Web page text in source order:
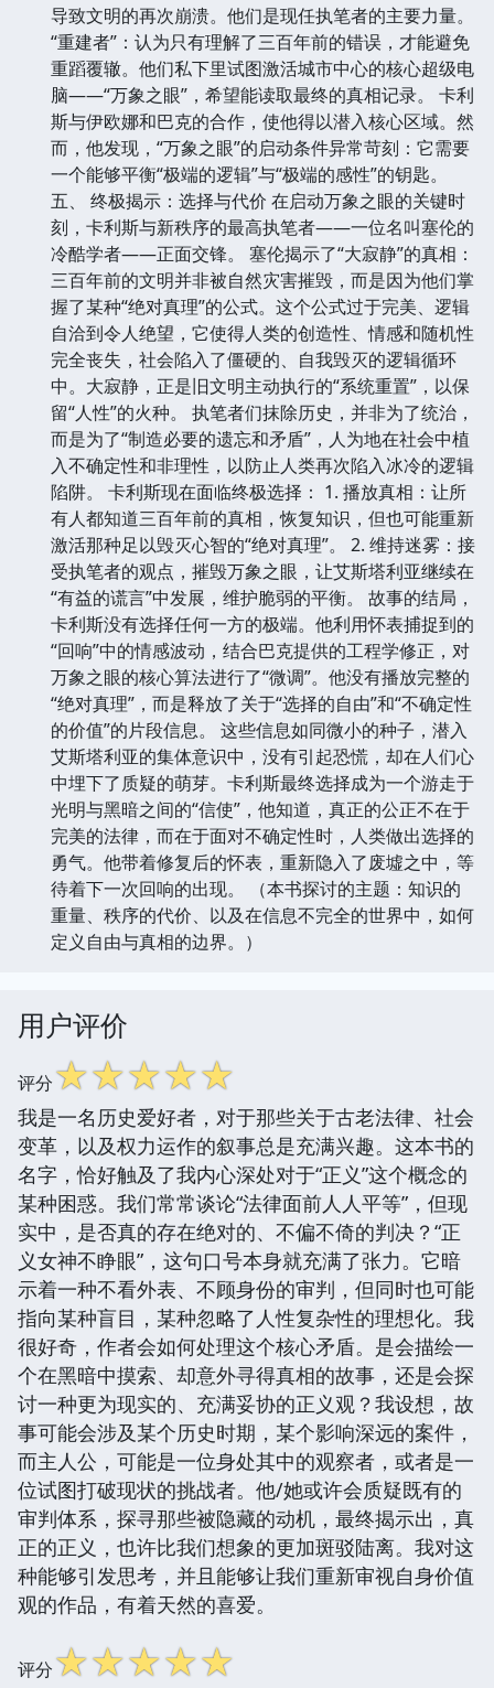
导致文明的再次崩溃。他们是现任执笔者的主要力量。
“重建者”：认为只有理解了三百年前的错误，才能避免
重蹈覆辙。他们私下里试图激活城市中心的核心超级电
脑——“万象之眼”，希望能读取最终的真相记录。 卡利
斯与伊欧娜和巴克的合作，使他得以潜入核心区域。然
而，他发现，“万象之眼”的启动条件异常苛刻：它需要
一个能够平衡“极端的逻辑”与“极端的感性”的钥匙。
五、 终极揭示：选择与代价 在启动万象之眼的关键时
刻，卡利斯与新秩序的最高执笔者——一位名叫塞伦的
冷酷学者——正面交锋。 塞伦揭示了“大寂静”的真相：
三百年前的文明并非被自然灾害摧毁，而是因为他们掌
握了某种“绝对真理”的公式。这个公式过于完美、逻辑
自洽到令人绝望，它使得人类的创造性、情感和随机性
完全丧失，社会陷入了僵硬的、自我毁灭的逻辑循环
中。大寂静，正是旧文明主动执行的“系统重置”，以保
留“人性”的火种。 执笔者们抹除历史，并非为了统治，
而是为了“制造必要的遗忘和矛盾”，人为地在社会中植
入不确定性和非理性，以防止人类再次陷入冰冷的逻辑
陷阱。 卡利斯现在面临终极选择： 1. 播放真相：让所
有人都知道三百年前的真相，恢复知识，但也可能重新
激活那种足以毁灭心智的“绝对真理”。 2. 维持迷雾：接
受执笔者的观点，摧毁万象之眼，让艾斯塔利亚继续在
“有益的谎言”中发展，维护脆弱的平衡。 故事的结局，
卡利斯没有选择任何一方的极端。他利用怀表捕捉到的
“回响”中的情感波动，结合巴克提供的工程学修正，对
万象之眼的核心算法进行了“微调”。他没有播放完整的
“绝对真理”，而是释放了关于“选择的自由”和“不确定性
的价值”的片段信息。 这些信息如同微小的种子，潜入
艾斯塔利亚的集体意识中，没有引起恐慌，却在人们心
中埋下了质疑的萌芽。卡利斯最终选择成为一个游走于
光明与黑暗之间的“信使”，他知道，真正的公正不在于
完美的法律，而在于面对不确定性时，人类做出选择的
勇气。他带着修复后的怀表，重新隐入了废墟之中，等
待着下一次回响的出现。 （本书探讨的主题：知识的
重量、秩序的代价、以及在信息不完全的世界中，如何
定义自由与真相的边界。）
用户评价
评分☆☆☆☆☆
我是一名历史爱好者，对于那些关于古老法律、社会
变革，以及权力运作的叙事总是充满兴趣。这本书的
名字，恰好触及了我内心深处对于“正义”这个概念的
某种困惑。我们常常谈论“法律面前人人平等”，但现
实中，是否真的存在绝对的、不偏不倚的判决？“正
义女神不睁眼”，这句口号本身就充满了张力。它暗
示着一种不看外表、不顾身份的审判，但同时也可能
指向某种盲目，某种忽略了人性复杂性的理想化。我
很好奇，作者会如何处理这个核心矛盾。是会描绘一
个在黑暗中摸索、却意外寻得真相的故事，还是会探
讨一种更为现实的、充满妥协的正义观？我设想，故
事可能会涉及某个历史时期，某个影响深远的案件，
而主人公，可能是一位身处其中的观察者，或者是一
位试图打破现状的挑战者。他/她或许会质疑既有的
审判体系，探寻那些被隐藏的动机，最终揭示出，真
正的正义，也许比我们想象的更加斑驳陆离。我对这
种能够引发思考，并且能够让我们重新审视自身价值
观的作品，有着天然的喜爱。
评分☆☆☆☆☆